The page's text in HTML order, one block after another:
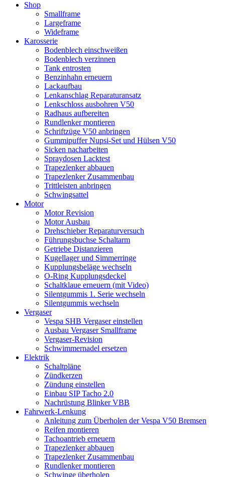
Shop
Smallframe
Largeframe
Wideframe
Karosserie
Bodenblech einschweißen
Bodenblech verzinnen
Tank entrosten
Benzinhahn erneuern
Lackaufbau
Lenkanschlag Reparaturansatz
Lenkschloss ausbohren V50
Radhaus aufbereiten
Rundlenker montieren
Schriftzüge V50 anbringen
Gummipuffer Nupsi-Set und Hülsen V50
Sicken nacharbeiten
Spraydosen Lacktest
Trapezlenker abbauen
Trapezlenker Zusammenbau
Trittleisten anbringen
Schwingsattel
Motor
Motor Revision
Motor Ausbau
Drehschieber Reparaturversuch
Führungsbuchse Schaltarm
Getriebe Distanzieren
Kugellager und Simmerringe
Kupplungsbeläge wechseln
O-Ring Kupplungsdeckel
Schaltklaue erneuern (mit Video)
Silentgummis 1. Serie wechseln
Silentgummis wechseln
Vergaser
Vespa SHB Vergaser einstellen
Ausbau Vergaser Smallframe
Vergaser-Revision
Schwimmernadel ersetzen
Elektrik
Schaltpläne
Zündkerzen
Zündung einstellen
Einbau SIP Tacho 2.0
Nachrüstung Blinker VBB
Fahrwerk-Lenkung
Anleitung zum Überholen der Vespa V50 Bremsen
Reifen montieren
Tachoantrieb erneuern
Trapezlenker abbauen
Trapezlenker Zusammenbau
Rundlenker montieren
Schwinge überholen